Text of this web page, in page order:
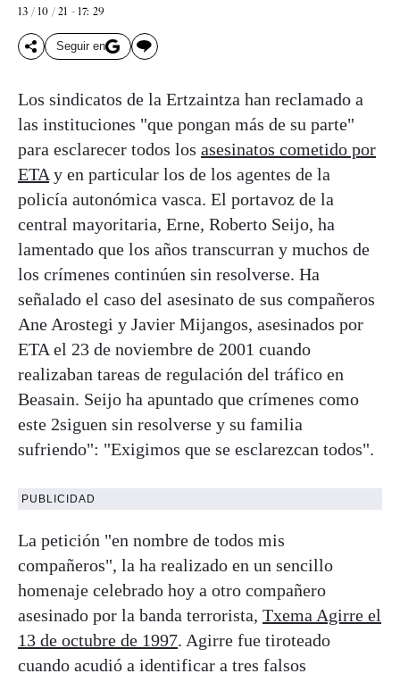
13 / 10 / 21 - 17: 29
Seguir en
Los sindicatos de la Ertzaintza han reclamado a
las instituciones "que pongan más de su parte"
para esclarecer todos los asesinatos cometido por
ETA y en particular los de los agentes de la
policía autonómica vasca. El portavoz de la
central mayoritaria, Erne, Roberto Seijo, ha
lamentado que los años transcurran y muchos de
los crímenes continúen sin resolverse. Ha
señalado el caso del asesinato de sus compañeros
Ane Arostegi y Javier Mijangos, asesinados por
ETA el 23 de noviembre de 2001 cuando
realizaban tareas de regulación del tráfico en
Beasain. Seijo ha apuntado que crímenes como
este 2siguen sin resolverse y su familia
sufriendo": "Exigimos que se esclarezcan todos".
PUBLICIDAD
La petición "en nombre de todos mis
compañeros", la ha realizado en un sencillo
homenaje celebrado hoy a otro compañero
asesinado por la banda terrorista, Txema Agirre el
13 de octubre de 1997. Agirre fue tiroteado
cuando acudió a identificar a tres falsos